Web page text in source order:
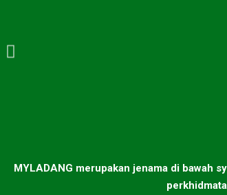
MYLADANG merupakan jenama di bawah